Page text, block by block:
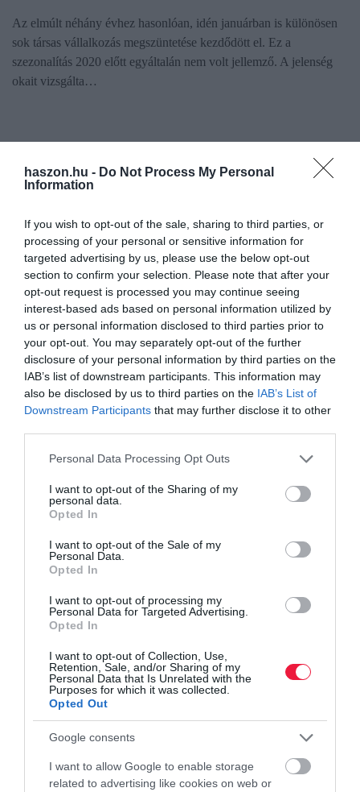
haszon.hu - Do Not Process My Personal
Information
If you wish to opt-out of the sale, sharing to third parties, or
processing of your personal or sensitive information for
targeted advertising by us, please use the below opt-out
section to confirm your selection. Please note that after your
opt-out request is processed you may continue seeing
interest-based ads based on personal information utilized by
us or personal information disclosed to third parties prior to
your opt-out. You may separately opt-out of the further
disclosure of your personal information by third parties on the
IAB’s list of downstream participants. This information may
also be disclosed by us to third parties on the IAB’s List of
Downstream Participants that may further disclose it to other
Please note that this website/app uses one or more Google
not limited to your visit or usage behaviour. You may click to
grant or deny consent to Google and its third-party tags to
use your data for below specified purposes in below Google
consent section.
Personal Data Processing Opt Outs
I want to opt-out of the Sharing of my
personal data.
Opted In
I want to opt-out of the Sale of my
Personal Data.
Opted In
I want to opt-out of processing my
Personal Data for Targeted Advertising.
Opted In
I want to opt-out of Collection, Use,
Retention, Sale, and/or Sharing of my
Personal Data that Is Unrelated with the
Purposes for which it was collected.
Opted Out
Google consents
I want to allow Google to enable storage
related to advertising like cookies on web or
Az elmúlt néhány évhez hasonlóan, idén januárban is különösen
sok társas vállalkozás megszüntetése kezdődött el. Ez a
szezonalítás 2020 előtt egyáltalán nem volt jellemző. A jelenség
okait vizsgálta…
Dubai biztonságos gazdasági környezetet kínál
Dubai stabil és biztonságos gazdasági környezetet kínál a nyugati
vállalkozó tesz lépéseket a céges és a magánvagyona védelme
érdekében.